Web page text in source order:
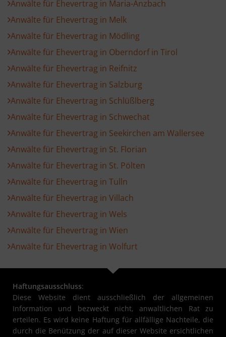
Anwälte für Ehevertrag in Maria-Anzbach
Anwälte für Ehevertrag in Melk
Anwälte für Ehevertrag in Mödling
Anwälte für Ehevertrag in Oberndorf in Tirol
Anwälte für Ehevertrag in Reifnitz
Anwälte für Ehevertrag in Salzburg
Anwälte für Ehevertrag in Schlüßlberg
Anwälte für Ehevertrag in Schwechat
Anwälte für Ehevertrag in Seekirchen am Wallersee
Anwälte für Ehevertrag in St. Florian
Anwälte für Ehevertrag in St. Pölten
Anwälte für Ehevertrag in Tulln
Anwälte für Ehevertrag in Villach
Anwälte für Ehevertrag in Wels
Anwälte für Ehevertrag in Wien
Anwälte für Ehevertrag in Wolfurt
Haftungsausschluss:
Diese Website dient ausschließlich der allgemeinen
Information und bezweckt nicht, anwaltlichen Rat zu
erteilen. Es wird keine Haftung für allfällige Nachteile, die
durch die Benützung der auf dieser Website ersichtlichen